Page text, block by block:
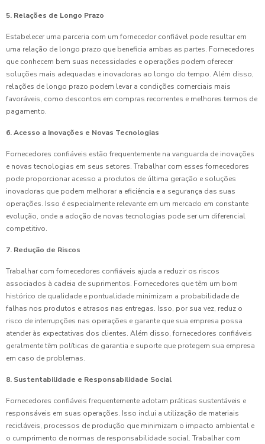
5. Relações de Longo Prazo
Estabelecer uma parceria com um fornecedor confiável pode resultar em
uma relação de longo prazo que beneficia ambas as partes. Fornecedores
que conhecem bem suas necessidades e operações podem oferecer
soluções mais adequadas e inovadoras ao longo do tempo. Além disso,
relações de longo prazo podem levar a condições comerciais mais
favoráveis, como descontos em compras recorrentes e melhores termos de
pagamento.
6. Acesso a Inovações e Novas Tecnologias
Fornecedores confiáveis estão frequentemente na vanguarda de inovações
e novas tecnologias em seus setores. Trabalhar com esses fornecedores
pode proporcionar acesso a produtos de última geração e soluções
inovadoras que podem melhorar a eficiência e a segurança das suas
operações. Isso é especialmente relevante em um mercado em constante
evolução, onde a adoção de novas tecnologias pode ser um diferencial
competitivo.
7. Redução de Riscos
Trabalhar com fornecedores confiáveis ajuda a reduzir os riscos
associados à cadeia de suprimentos. Fornecedores que têm um bom
histórico de qualidade e pontualidade minimizam a probabilidade de
falhas nos produtos e atrasos nas entregas. Isso, por sua vez, reduz o
risco de interrupções nas operações e garante que sua empresa possa
atender às expectativas dos clientes. Além disso, fornecedores confiáveis
geralmente têm políticas de garantia e suporte que protegem sua empresa
em caso de problemas.
8. Sustentabilidade e Responsabilidade Social
Fornecedores confiáveis frequentemente adotam práticas sustentáveis e
responsáveis em suas operações. Isso inclui a utilização de materiais
recicláveis, processos de produção que minimizam o impacto ambiental e
o cumprimento de normas de responsabilidade social. Trabalhar com